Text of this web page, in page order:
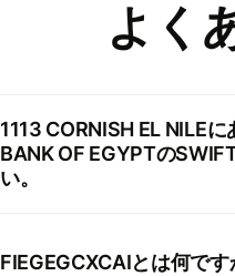
よく
1113 CORNISH EL NILE
BANK OF EGYPTの
い。
FIEGEGCXCAIとは何です